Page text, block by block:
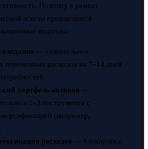
Поэтому в рамках
аскезы предлагаются
подходы:
— сознательное
переменных расходов на 7–14 дней
портфель активов —
в 2–3 инструмента с
(например,
расходов — блокировка